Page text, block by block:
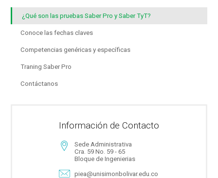
¿Qué son las pruebas Saber Pro y Saber TyT?
Conoce las fechas claves
Competencias genéricas y específicas
Traning Saber Pro
Contáctanos
Información de Contacto
Sede Administrativa
Cra. 59 No. 59 - 65
Bloque de Ingenierias
piea@unisimonbolivar.edu.co